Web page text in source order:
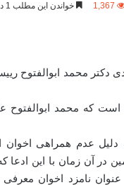
1,367 خواندن این مطلب 1 دقیقه زمان میبرد
دکتر محمد ابوالفتوح
که محمد ابوالفتوح
دلیل عدم همراهی اخوان
در آن زمان با این ادعا
نامزد اخوان